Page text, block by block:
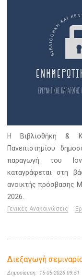
Η Βιβλιοθήκη &
Πανεπιστημίου
παραγωγή του
καταγράφεται στη
ανοικτής πρόσβασης
2026.
Γενικές Ανακοινώσεις
Διεξαγωγή
Δημοσίευση: 15-05-2026 09:51